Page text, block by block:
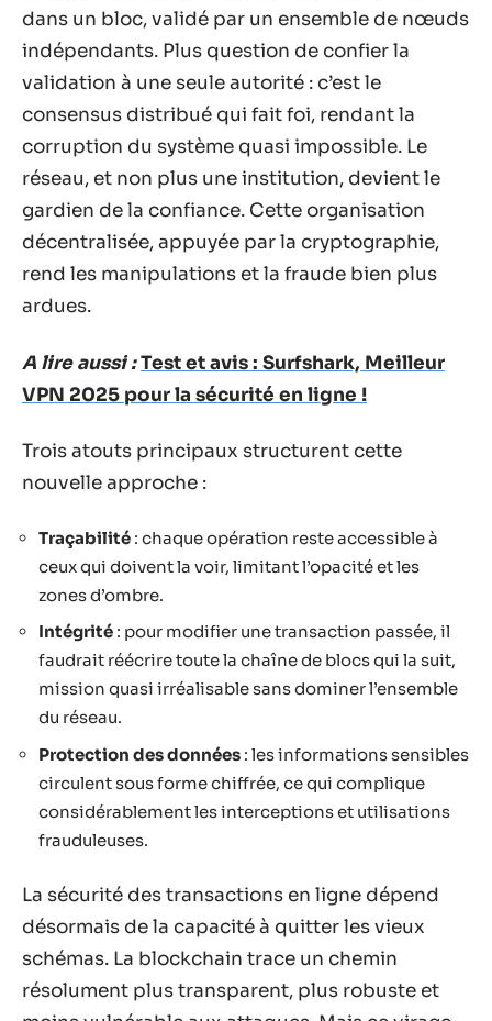
dans un bloc, validé par un ensemble de nœuds
indépendants. Plus question de confier la
validation à une seule autorité : c’est le
consensus distribué qui fait foi, rendant la
corruption du système quasi impossible. Le
réseau, et non plus une institution, devient le
gardien de la confiance. Cette organisation
décentralisée, appuyée par la cryptographie,
rend les manipulations et la fraude bien plus
ardues.
A lire aussi :Test et avis : Surfshark, Meilleur
VPN 2025 pour la sécurité en ligne !
Trois atouts principaux structurent cette
nouvelle approche :
Traçabilité : chaque opération reste accessible à
ceux qui doivent la voir, limitant l’opacité et les
zones d’ombre.
Intégrité : pour modifier une transaction passée, il
faudrait réécrire toute la chaîne de blocs qui la suit,
mission quasi irréalisable sans dominer l’ensemble
du réseau.
Protection des données : les informations sensibles
circulent sous forme chiffrée, ce qui complique
considérablement les interceptions et utilisations
frauduleuses.
La sécurité des transactions en ligne dépend
désormais de la capacité à quitter les vieux
schémas. La blockchain trace un chemin
résolument plus transparent, plus robuste et